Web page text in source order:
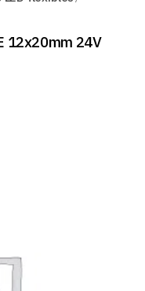
12x20mm 24V